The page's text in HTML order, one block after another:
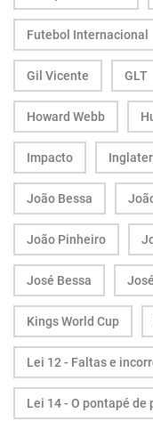
Futebol Internacional
Gil Vicente GLT
Howard Webb
Impacto
João Bessa
João Pinheiro
José Bessa
Kings World Cup
Lei 12 - Faltas e
Lei 14 - O pontapé de